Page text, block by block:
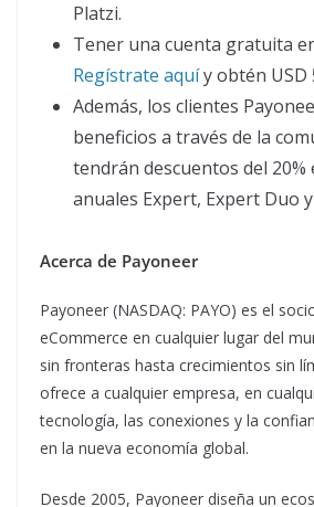
Platzi.
Tener una cuenta gratuita
Regístrate aquíy obtén USD
Además, los clientes
beneficios a través de la
tendrán descuentos del 20%
anuales Expert, Expert Duo
Acerca de Payoneer
Payoneer (NASDAQ: PAYO) es el
eCommerce en cualquier lugar del
sin fronteras hasta crecimientos sin
ofrece a cualquier empresa, en
tecnología, las conexiones y la
en la nueva economía global.
Desde 2005, Payoneer diseña un